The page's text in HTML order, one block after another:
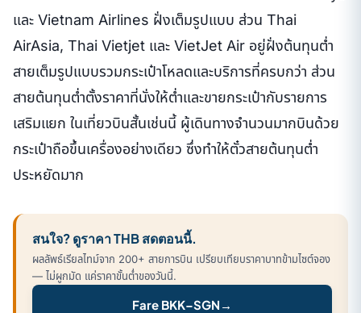
และ Vietnam Airlines ฝั่งเต็มรูปแบบ ส่วน Thai
AirAsia, Thai Vietjet และ VietJet Air อยู่ฝั่งต้นทุนต่ำ
สายเต็มรูปแบบรวมกระเป๋าโหลดและบริการที่ครบกว่า ส่วน
สายต้นทุนต่ำตั้งราคาที่นั่งให้ต่ำและขายกระเป๋ากับรายการ
เสริมแยก ในเที่ยวบินสั้นเช่นนี้ ผู้เดินทางจำนวนมากบินด้วย
กระเป๋าถือขึ้นเครื่องอย่างเดียว ซึ่งทำให้ตั๋วสายต้นทุนต่ำ
ประหยัดมาก
สนใจ? ดูราคา THB สดตอนนี้.
ผลลัพธ์เรียลไทม์จาก 200+ สายการบิน เปรียบเทียบราคาบาทข้ามไซต์จอง
— ไม่ผูกมัด แค่ราคาขั้นต่ำของวันนี้.
Fare BKK–SGN →